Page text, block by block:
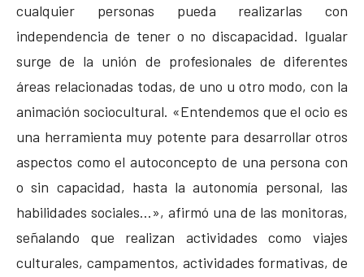
cualquier personas pueda realizarlas con
independencia de tener o no discapacidad. Igualar
surge de la unión de profesionales de diferentes
áreas relacionadas todas, de uno u otro modo, con la
animación sociocultural. «Entendemos que el ocio es
una herramienta muy potente para desarrollar otros
aspectos como el autoconcepto de una persona con
o sin capacidad, hasta la autonomía personal, las
habilidades sociales…», afirmó una de las monitoras,
señalando que realizan actividades como viajes
culturales, campamentos, actividades formativas, de